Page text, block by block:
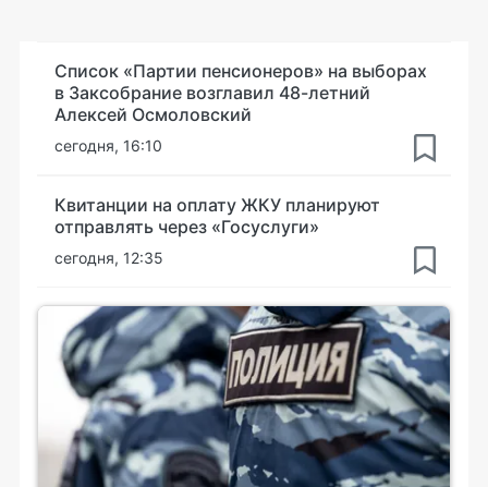
Список «Партии пенсионеров» на выборах
в Заксобрание возглавил 48-летний
Алексей Осмоловский
сегодня, 16:10
Квитанции на оплату ЖКУ планируют
отправлять через «Госуслуги»
сегодня, 12:35